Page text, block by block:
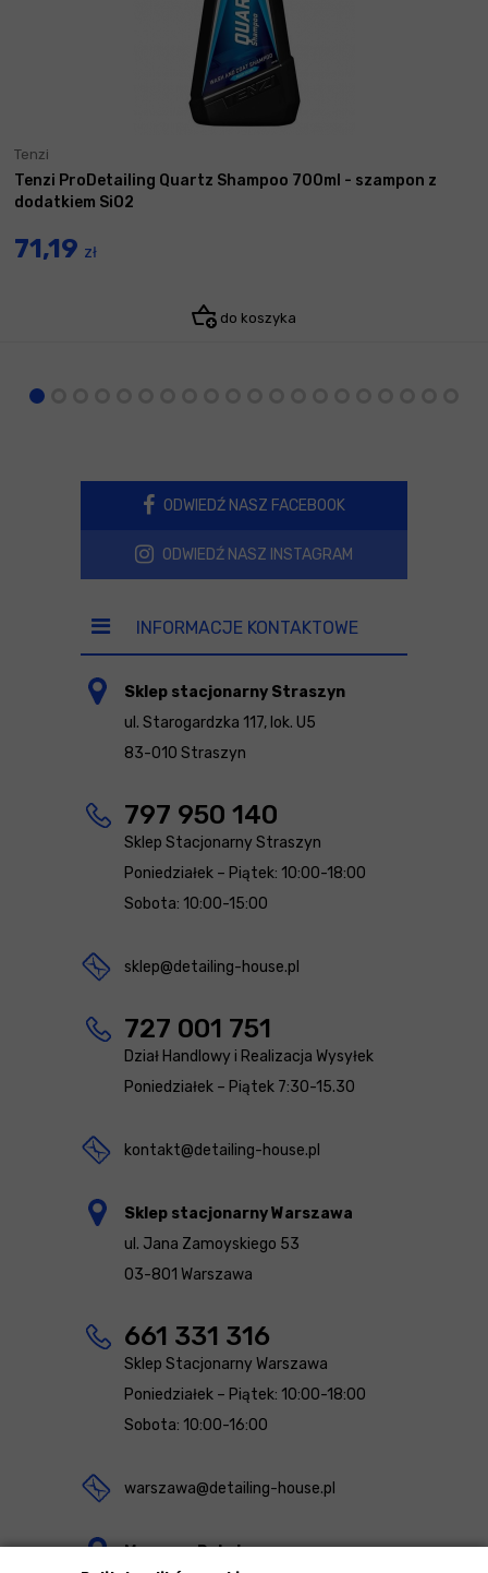
Tenzi
Tenzi ProDetailing Quartz Shampoo 700ml - szampon z
dodatkiem SiO2
71,19 zł
do koszyka
ODWIEDŹ NASZ FACEBOOK
ODWIEDŹ NASZ INSTAGRAM
INFORMACJE KONTAKTOWE
Sklep stacjonarny Straszyn
ul. Starogardzka 117, lok. U5
83-010 Straszyn
797 950 140
Sklep Stacjonarny Straszyn
Poniedziałek – Piątek: 10:00-18:00
Sobota: 10:00-15:00
sklep@detailing-house.pl
727 001 751
Dział Handlowy i Realizacja Wysyłek
Poniedziałek – Piątek 7:30-15.30
kontakt@detailing-house.pl
Sklep stacjonarny Warszawa
ul. Jana Zamoyskiego 53
03-801 Warszawa
661 331 316
Sklep Stacjonarny Warszawa
Poniedziałek – Piątek: 10:00-18:00
Sobota: 10:00-16:00
warszawa@detailing-house.pl
Magazyn Rekcin